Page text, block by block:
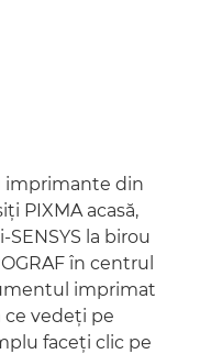
imprimante din
PIXMA acasă,
SENSYS la birou
în centrul
imprimat
ce vedeţi pe
faceţi clic pe